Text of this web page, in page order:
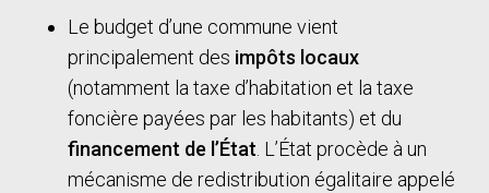
Le budget d’une commune vient
principalement des impôts locaux
(notamment la taxe d’habitation et la taxe
foncière payées par les habitants) et du
financement de l’État. L’État procède à un
mécanisme de redistribution égalitaire appelé